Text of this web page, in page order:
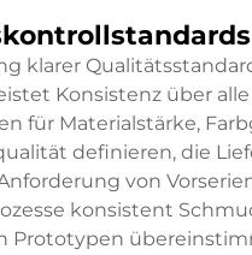
klarer
Konsistenz über
für Materialstärke,
definieren, die
von
konsistent
Prototypen